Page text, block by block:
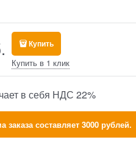
Купить
Купить в 1 клик
в себя НДС 22%
составляет 3000 рублей.